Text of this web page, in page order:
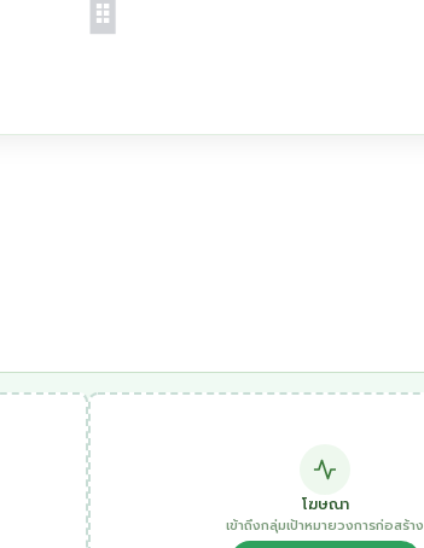
โฆษณา
เข้าถึงกลุ่มเป้าหมายวงการก่อสร้าง